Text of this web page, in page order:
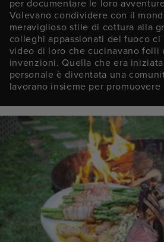
per documentare le loro
Volevano condividere con il
meraviglioso stile di cottura alla
colleghi appassionati del fuoco
video di loro che cucinavano folli
invenzioni. Quella che era
personale è diventata una
lavorano insieme per